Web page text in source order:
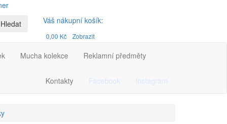
Hledat
Váš nákupní košík:
0,00 Kč Zobrazit
Mucha kolekce Reklamní předměty
Kontakty Facebook Instagram